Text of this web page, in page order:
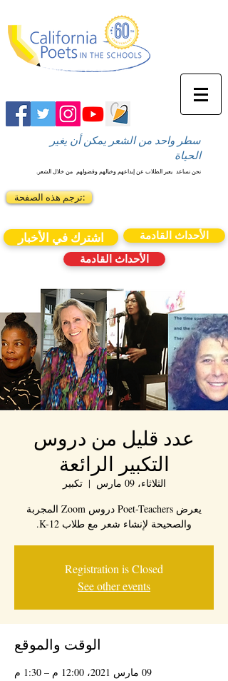
سطر واحد من الشعر يمكن أن يغير
الحياة
نحن نساعد يعبر الطلاب عن إبداعهم وخيالهم وفضولهم من خلال الشعر.
ترجم هذه الصفحة:
اشترك في الأخبار
الأحداث القادمة
الأحداث القادمة
عدد قليل من دروس
التكبير الرائعة
الثلاثاء، 09 مارس
  |
تكبير
يعرض Poet-Teachers دروس Zoom المجربة
والصحيحة لإنشاء شعر مع طلاب K-12.
Registration is Closed
See other events
الوقت والموقع
09 مارس 2021، 12:00 م – 1:30 م